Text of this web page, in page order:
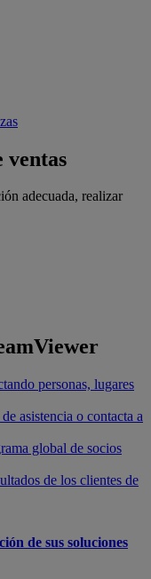
ventas
adecuada, realizar
personas, lugares
asistencia o contacta a
global de socios
de los clientes de
de sus soluciones